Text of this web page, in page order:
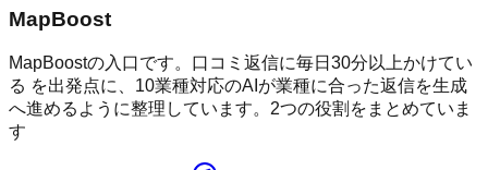
MapBoost
MapBoostの入口です。口コミ返信に毎日30分以上かけてい
る を出発点に、10業種対応のAIが業種に合った返信を生成
へ進めるように整理しています。2つの役割をまとめていま
す